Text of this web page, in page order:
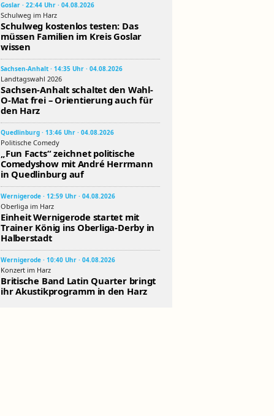
Goslar · 22:44 Uhr · 04.08.2026
Schulweg im Harz
Schulweg kostenlos testen: Das
müssen Familien im Kreis Goslar
wissen
Sachsen-Anhalt · 14:35 Uhr · 04.08.2026
Landtagswahl 2026
Sachsen-Anhalt schaltet den Wahl-
O-Mat frei – Orientierung auch für
den Harz
Quedlinburg · 13:46 Uhr · 04.08.2026
Politische Comedy
„Fun Facts“ zeichnet politische
Comedyshow mit André Herrmann
in Quedlinburg auf
Wernigerode · 12:59 Uhr · 04.08.2026
Oberliga im Harz
Einheit Wernigerode startet mit
Trainer König ins Oberliga-Derby in
Halberstadt
Wernigerode · 10:40 Uhr · 04.08.2026
Konzert im Harz
Britische Band Latin Quarter bringt
ihr Akustikprogramm in den Harz